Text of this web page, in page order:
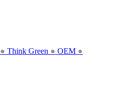
● Think Green ● OEM ●